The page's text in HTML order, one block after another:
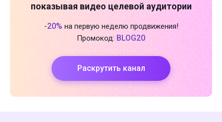
показывая видео целевой аудитории
-20% на первую неделю продвижения!
Промокод: BLOG20
Раскрутить канал